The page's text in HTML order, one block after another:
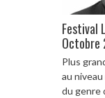
Festival
Octobre
Plus
au
du genre